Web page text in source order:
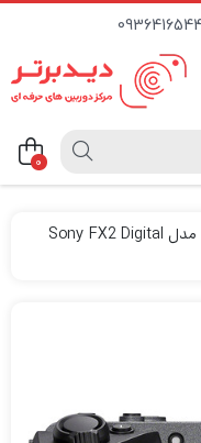
0
دوربین فیلمبرداری سونی مدل Sony FX2 Digital